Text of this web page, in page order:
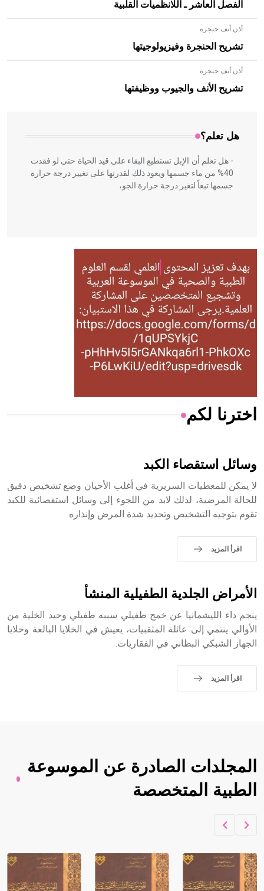
الفصل العاشر ـ اللانظميات القلبية
أذن أنف حنجرة
تشريح الحنجرة وفيزيولوجيتها
أذن أنف حنجرة
تشريح الأنف والجيوب ووظيفتها
هل تعلم؟
- هل تعلم أن الأبلق نوع من الفنون الهندسية التي ارتبطت
بالعمارة الإسلامية في بلاد الشام ومصر خاصة، حيث يحرص
المعمار على بناء مداميكه وخاصة في الواجهات
- هل تعلم أن الإبل تستطيع البقاء على قيد الحياة حتى لو فقدت
40% من ماء جسمها ويعود ذلك لقدرتها على تغيير درجة حرارة
جسمها تبعاً لتغير درجة حرارة الجو،
- هل تعلم أن أبقراط كتب في الطب أربعة مؤلفات هي:
الحكم، الأدلة، تنظيم التغذية، ورسالته في جروح الرأس. ويعود
له الفضل بأنه حرر الطب من الدين والفلسفة.
- هل تعلم أن المرجان إفراز حيواني يتكون في البحر ويتركب
من مادة كربونات الكلسيوم، وهو أحمر أو شديد الحمرة وهو
أجود أنواعه، ويمتاز بكبر الحجم ويسمى الش
هل تعلم أن الأبسيد كلمة فرنسية اللفظ تم اعتمادها مصطلحاً
- هل تعلم أن أبجر Abgar اسم معروف جيداً يعود إلى عدد من
التاسع، وهم ينتسبون إلى أسرة أوسروين
sign تكتب منفصلة غير متصلة، وتعتمد المبدأ الأكوروفوني،
حيث تقتصر القيمة الصوتية للعلامة الك
اخترنا لكم
وسائل استقصاء الكبد
لا يمكن للمعطيات السريرية في أغلب الأحيان وضع تشخيص دقيق
للحالة المرضية، لذلك لابد من اللجوء إلى وسائل استقصائية للكبد
تقوم بتوجيه التشخيص وتحديد شدة المرض وإنذاره
اقرأ المزيد
الأمراض الجلدية الطفيلية المنشأ
ينجم داء الليشمانيا عن خمج طفيلي سببه طفيلي وحيد الخلية من
الأوالي ينتمي إلى عائلة المثقبيات، يعيش في الخلايا البالعة وخلايا
الجهاز الشبكي البطاني في الفقاريات.
اقرأ المزيد
المجلدات الصادرة عن الموسوعة
الطبية المتخصصة